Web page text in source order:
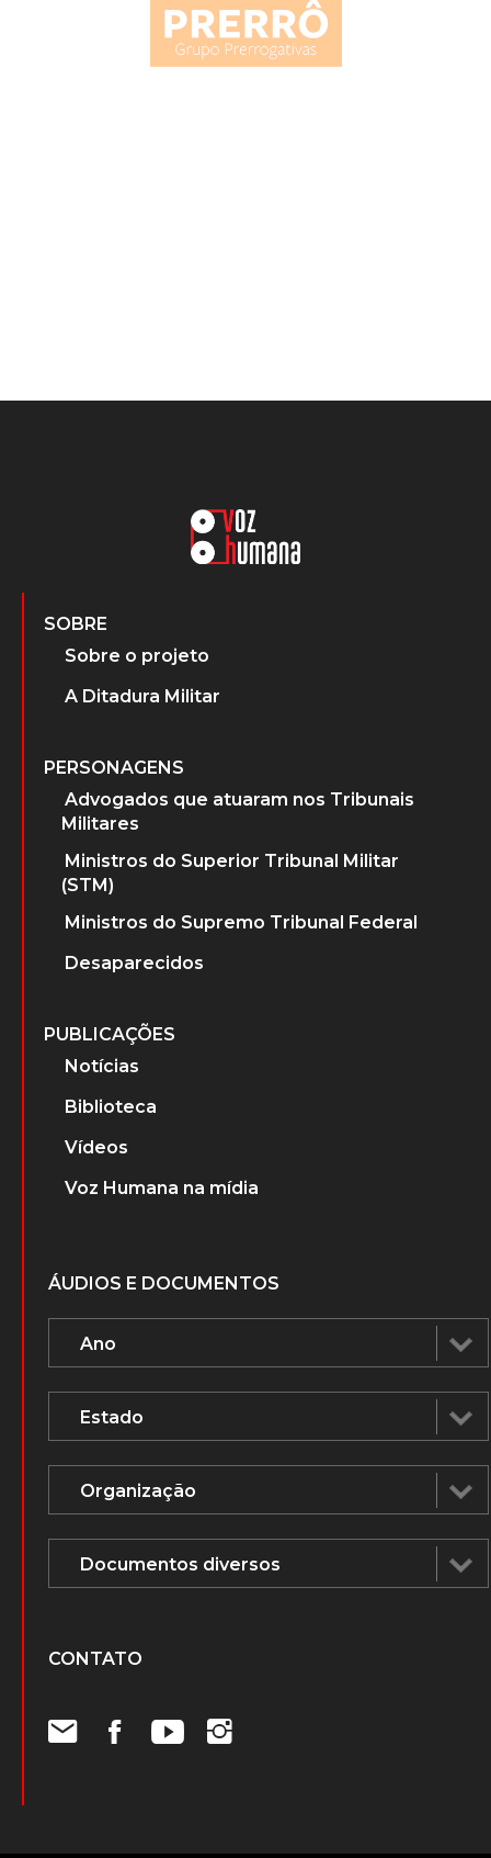
SOBRE
Sobre o projeto
A Ditadura Militar
PERSONAGENS
Advogados que atuaram nos Tribunais
Militares
Ministros do Superior Tribunal Militar
(STM)
Ministros do Supremo Tribunal Federal
Desaparecidos
PUBLICAÇÕES
Notícias
Biblioteca
Vídeos
Voz Humana na mídia
ÁUDIOS E DOCUMENTOS
CONTATO